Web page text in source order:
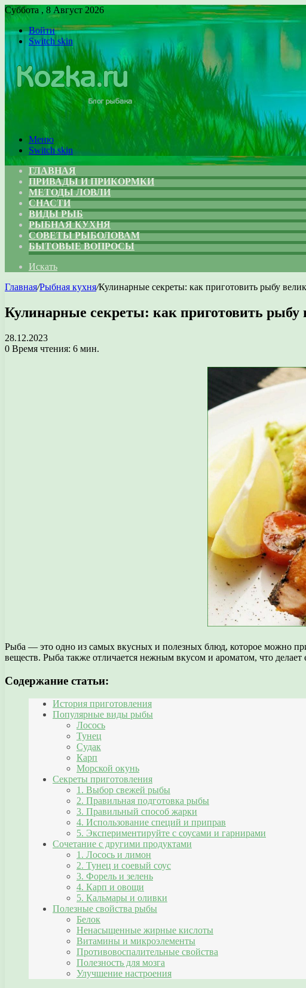
Суббота , 8 Август 2026
Войти
Switch skin
Меню
Switch skin
ГЛАВНАЯ
ПРИВАДЫ И ПРИКОРМКИ
МЕТОДЫ ЛОВЛИ
СНАСТИ
ВИДЫ РЫБ
РЫБНАЯ КУХНЯ
СОВЕТЫ РЫБОЛОВАМ
БЫТОВЫЕ ВОПРОСЫ
Искать
Главная/Рыбная кухня/Кулинарные секреты: как приготовить рыбу
Кулинарные секреты: как приготовить рыбу
28.12.2023
0 Время чтения: 6 мин.
Рыба — это одно из самых вкусных и полезных блюд, которое можно
веществ. Рыба также отличается нежным вкусом и ароматом, что
Содержание статьи:
История приготовления
Популярные виды рыбы
Лосось
Тунец
Судак
Карп
Морской окунь
Секреты приготовления
1. Выбор свежей рыбы
2. Правильная подготовка рыбы
3. Правильный способ жарки
4. Использование специй и приправ
5. Экспериментируйте с соусами и гарнирами
Сочетание с другими продуктами
1. Лосось и лимон
2. Тунец и соевый соус
3. Форель и зелень
4. Карп и овощи
5. Кальмары и оливки
Полезные свойства рыбы
Белок
Ненасыщенные жирные кислоты
Витамины и микроэлементы
Противовоспалительные свойства
Полезность для мозга
Улучшение настроения